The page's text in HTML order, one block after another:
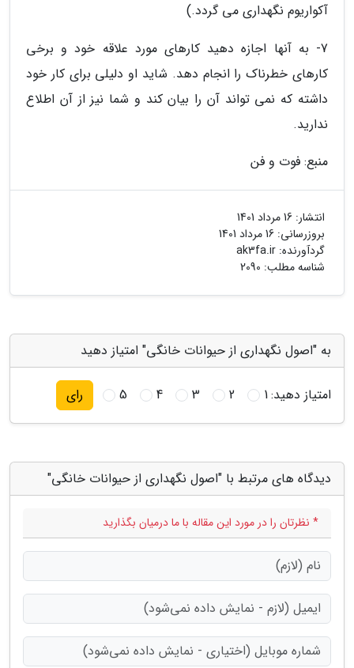
آکواریوم نگهداری می گردد.)
7- به آنها اجازه دهید کارهای مورد علاقه خود و برخی
کارهای خطرناک را انجام دهد. شاید او دلیلی برای کار خود
داشته که نمی تواند آن را بیان کند و شما نیز از آن اطلاع
ندارید.
منبع: فوت و فن
انتشار: 16 مرداد 1401
بروزرسانی: 16 مرداد 1401
گردآورنده: ak3fa.ir
شناسه مطلب: 2090
به "اصول نگهداری از حیوانات خانگی" امتیاز دهید
امتیاز دهید:1
2
3
4
5 رای
دیدگاه های مرتبط با "اصول نگهداری از حیوانات خانگی"
* نظرتان را در مورد این مقاله با ما درمیان بگذارید